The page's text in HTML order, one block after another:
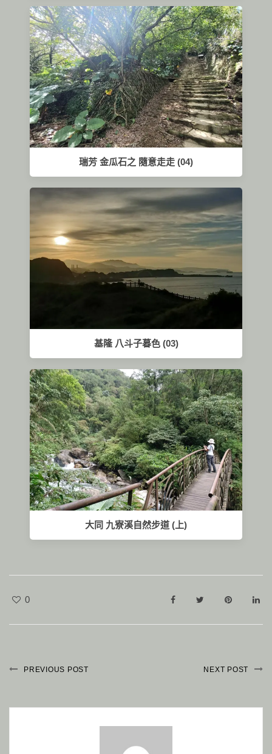
瑞芳 金瓜石之 隨意走走 (04)
基隆 八斗子暮色 (03)
大同 九寮溪自然步道 (上)
0
PREVIOUS POST NEXT POST